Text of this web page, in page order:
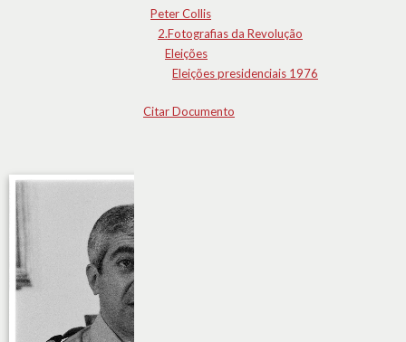
Peter Collis
2.Fotografias da Revolução
Eleições
Eleições presidenciais 1976
Citar Documento